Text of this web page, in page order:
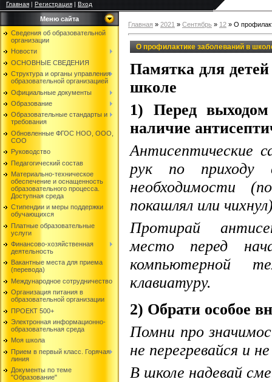
Главная|Регистрация|Вход
Меню сайта
Сведения об образовательной
организации
Новости
ОСНОВНЫЕ СВЕДЕНИЯ
Структура и органы управления
образовательной организацией
Официальные документы
Образование
Образовательные стандарты и
требования
Обновленные ФГОС НОО, ООО,
СОО
Руководство
Педагогический состав
Материально-техническое
обеспечение и оснащенность
образовательного процесса.
Доступная среда
Стипендии и меры поддержки
обучающихся
Платные образовательные
услуги
Финансово-хозяйственная
деятельность
Вакантные места для приема
(перевода)
Международное сотрудничество
Организация питания в
образовательной организации
ПРОЕКТ 500+
Электронная информационно-
образовательная среда
Моя школа
Прием в первый класс. Горячая
линия
Документы по теме
"Образование"
Главная » 2021 » Сентябрь » 12 » О
О профилактике заболеваний в
Памятка для
школе
1) Перед
наличие
Антисептические
рук по
необходимости
покашлял или
Протирай
место перед
компьютерной
клавиатуру.
2) Обрати особое
Помни про
не перегревайся и
В школе надевай